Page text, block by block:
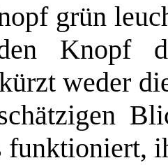
grün
Knopf
weder
funktioniert,